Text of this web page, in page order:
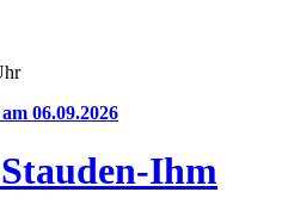
06.09.2026
Stauden-Ihm